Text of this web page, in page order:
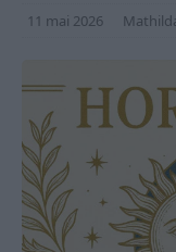
11 mai 2026